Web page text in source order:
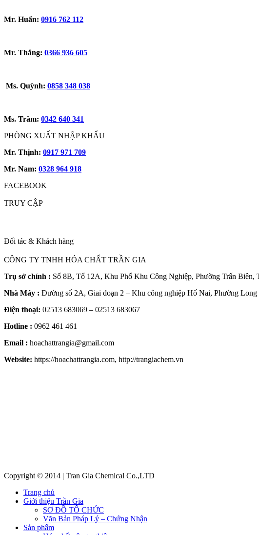
Mr. Huấn: 0916 762 112
Mr. Thắng: 0366 936 605
Ms. Quỳnh: 0858 348 038
Ms. Trâm: 0342 640 341
PHÒNG XUẤT NHẬP KHẨU
Mr. Thịnh: 0917 971 709
Mr. Nam: 0328 964 918
FACEBOOK
TRUY CẬP
Đối tác & Khách hàng
CÔNG TY TNHH HÓA CHẤT TRẦN GIA
Trụ sở chính : Số 8B, Tổ 12A, Khu Phố Khu Công Nghiệp, Phường Trấn
Nhà Máy : Đường số 2A, Giai đoạn 2 – Khu công nghiệp Hố Nai, Phường
Điện thoại: 02513 683069 – 02513 683067
Hotline : 0962 461 461
Email : hoachattrangia@gmail.com
Website: https://hoachattrangia.com, http://trangiachem.vn
Copyright © 2014 | Tran Gia Chemical Co.,LTD
Trang chủ
Giới thiệu Trần Gia
SƠ ĐỒ TỔ CHỨC
Văn Bản Pháp Lý – Chứng Nhận
Sản phẩm